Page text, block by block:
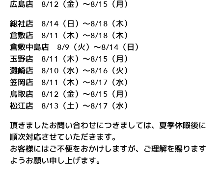
知
ら
せ
お
問
い
合
わ
せ
ス
広島店 8/12（金）〜8/15（月）
総社店 8/14（日）〜8/18（木）
倉敷店 8/11（木）〜8/18（木）
倉敷中島店 8/9（火）〜8/14（日）
玉野店 8/11（木）〜8/15（月）
灘崎店 8/10（水）〜8/16（火）
笠岡店 8/11（木）〜8/17（水）
鳥取店 8/12（金）〜8/15（月）
松江店 8/13（土）〜8/17（水）
頂きましたお問い合わせにつきましては、夏季休暇後に
順次対応させていただきます。
お客様にはご不便をおかけしますが、ご理解を賜ります
ようお願い申し上げます。